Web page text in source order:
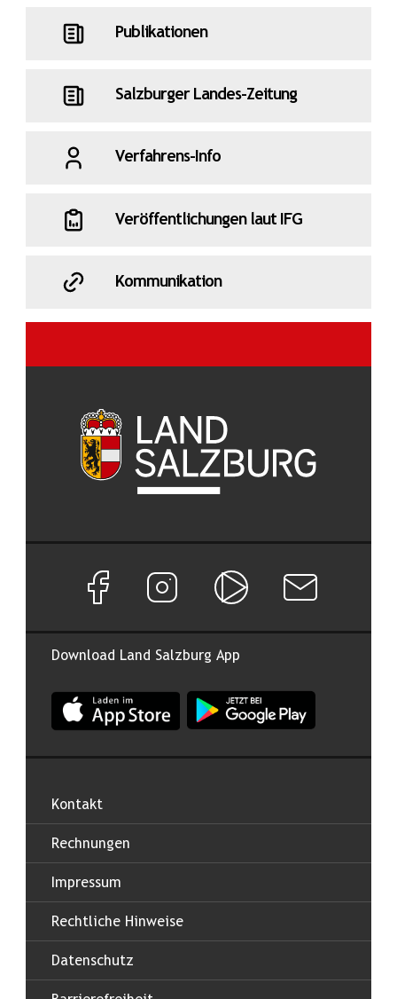
Publikationen
Salzburger Landes-Zeitung
Verfahrens-Info
Veröffentlichungen laut IFG
Kommunikation
Download Land Salzburg App
App Land Salzburg im Apple App Store
App Land Salzburg im
Facebook Seite von Land Salzburg
Instagram Seite von Land Salzburg
Salzburg ONNewsletter
Kontakt
Rechnungen
Impressum
Rechtliche Hinweise
Datenschutz